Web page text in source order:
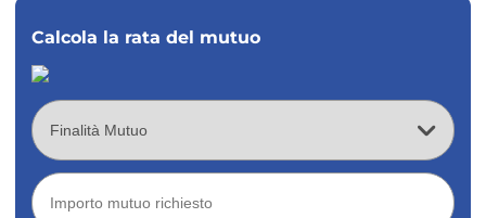
Calcola la rata del mutuo